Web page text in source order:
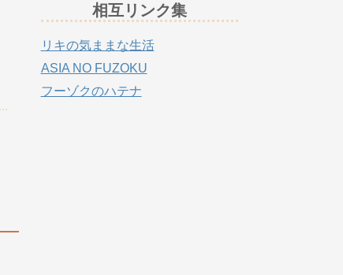
相互リンク集
リキの気ままな生活
ASIA NO FUZOKU
フーゾクのハテナ